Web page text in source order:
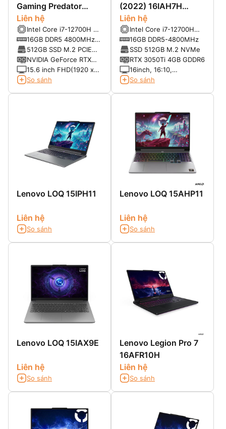
Gaming Predator
Helios 300 (2022)
(Core i7-12700H,
16GB, 512GB, RTX
3060, 15.6” FHD
165Hz)
Liên hệ
Intel Core i7-12700H up
to 4.7GHz, 24MB Cache
16GB DDR5 4800MHz
(2 slot SO-DIMM
socket, nâng cấp tối đa
32GB SDRAM)
512GB SSD M.2 PCIE
(Còn trống 1 khe SSD
M.2 PCIE)
NVIDIA GeForce RTX
3060 6GB GDDR6
15.6 inch FHD(1920 x
1080) IPS 165Hz
So sánh
(2022) 16IAH7H
(Core i7-12700H, RTX
3060, 16″ WQXGA
165Hz)
Liên hệ
Intel Core i7-12700H
(14 cores/ 20 Threads,
up to 4,70GHz, 24MB
Cache)
16GB DDR5-4800MHz
SSD 512GB M.2 NVMe
RTX 3050Ti 4GB GDDR6
16inch, 16:10,
WQXGA(2560x1600)
So sánh
Lenovo LOQ 15IPH11
Liên hệ
So sánh
Lenovo LOQ 15AHP11
Liên hệ
So sánh
Lenovo LOQ 15IAX9E
Liên hệ
So sánh
Lenovo Legion Pro 7
16AFR10H
Liên hệ
So sánh